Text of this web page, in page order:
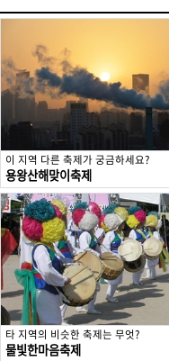
이 지역 다른 축제가 궁금하세요?
용왕산해맞이축제
타 지역의 비슷한 축제는 무엇?
물빛한마음축제